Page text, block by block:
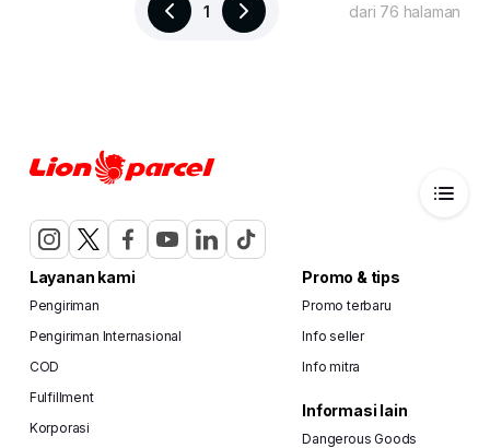
1 dari 76 halaman
Layanan kami
Pengiriman
Pengiriman Internasional
COD
Fulfillment
Korporasi
Promo & tips
Promo terbaru
Info seller
Info mitra
Informasi lain
Dangerous Goods